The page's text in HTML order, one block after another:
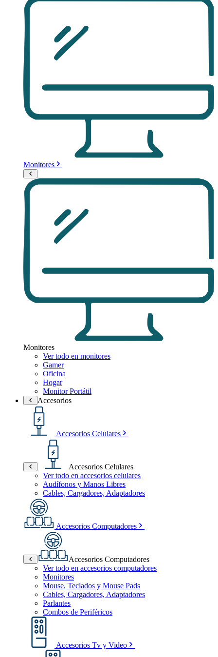
Monitores
Monitores
Ver todo en monitores
Gamer
Oficina
Hogar
Monitor Portátil
Accesorios
Accesorios Celulares
Accesorios Celulares
Ver todo en accesorios celulares
Audífonos y Manos Libres
Cables, Cargadores, Adaptadores
Accesorios Computadores
Accesorios Computadores
Ver todo en accesorios computadores
Monitores
Mouse, Teclados y Mouse Pads
Cables, Cargadores, Adaptadores
Parlantes
Combos de Periféricos
Accesorios Tv y Video